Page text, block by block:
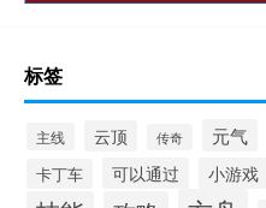
标签
主线 云顶 传奇 元气
卡丁车 可以通过 小游戏